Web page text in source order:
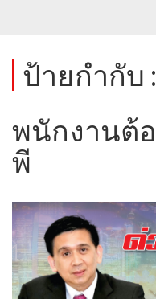
ป้ายกำกับ :
พนักงานต้
พี